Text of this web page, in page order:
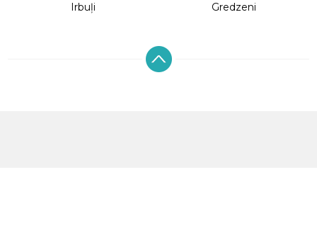
Irbuļi Gredzeni